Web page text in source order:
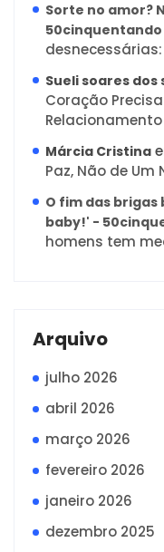
Sorte no amor?
50cinquentando
desnecessárias:
Sueli soares
Coração
Relacionamento
Márcia Cristina
Paz, Não de
O fim das brigas
baby!' -
homens tem
Arquivo
julho 2026
abril 2026
março 2026
fevereiro 2026
janeiro 2026
dezembro 2025